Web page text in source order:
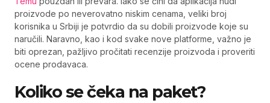
proizvode po neverovatno niskim cenama, veliki broj
korisnika u Srbiji je potvrdio da su dobili proizvode koje su
naručili. Naravno, kao i kod svake nove platforme, važno je
biti oprezan, pažljivo pročitati recenzije proizvoda i proveriti
ocene prodavaca.
Koliko se čeka na paket?